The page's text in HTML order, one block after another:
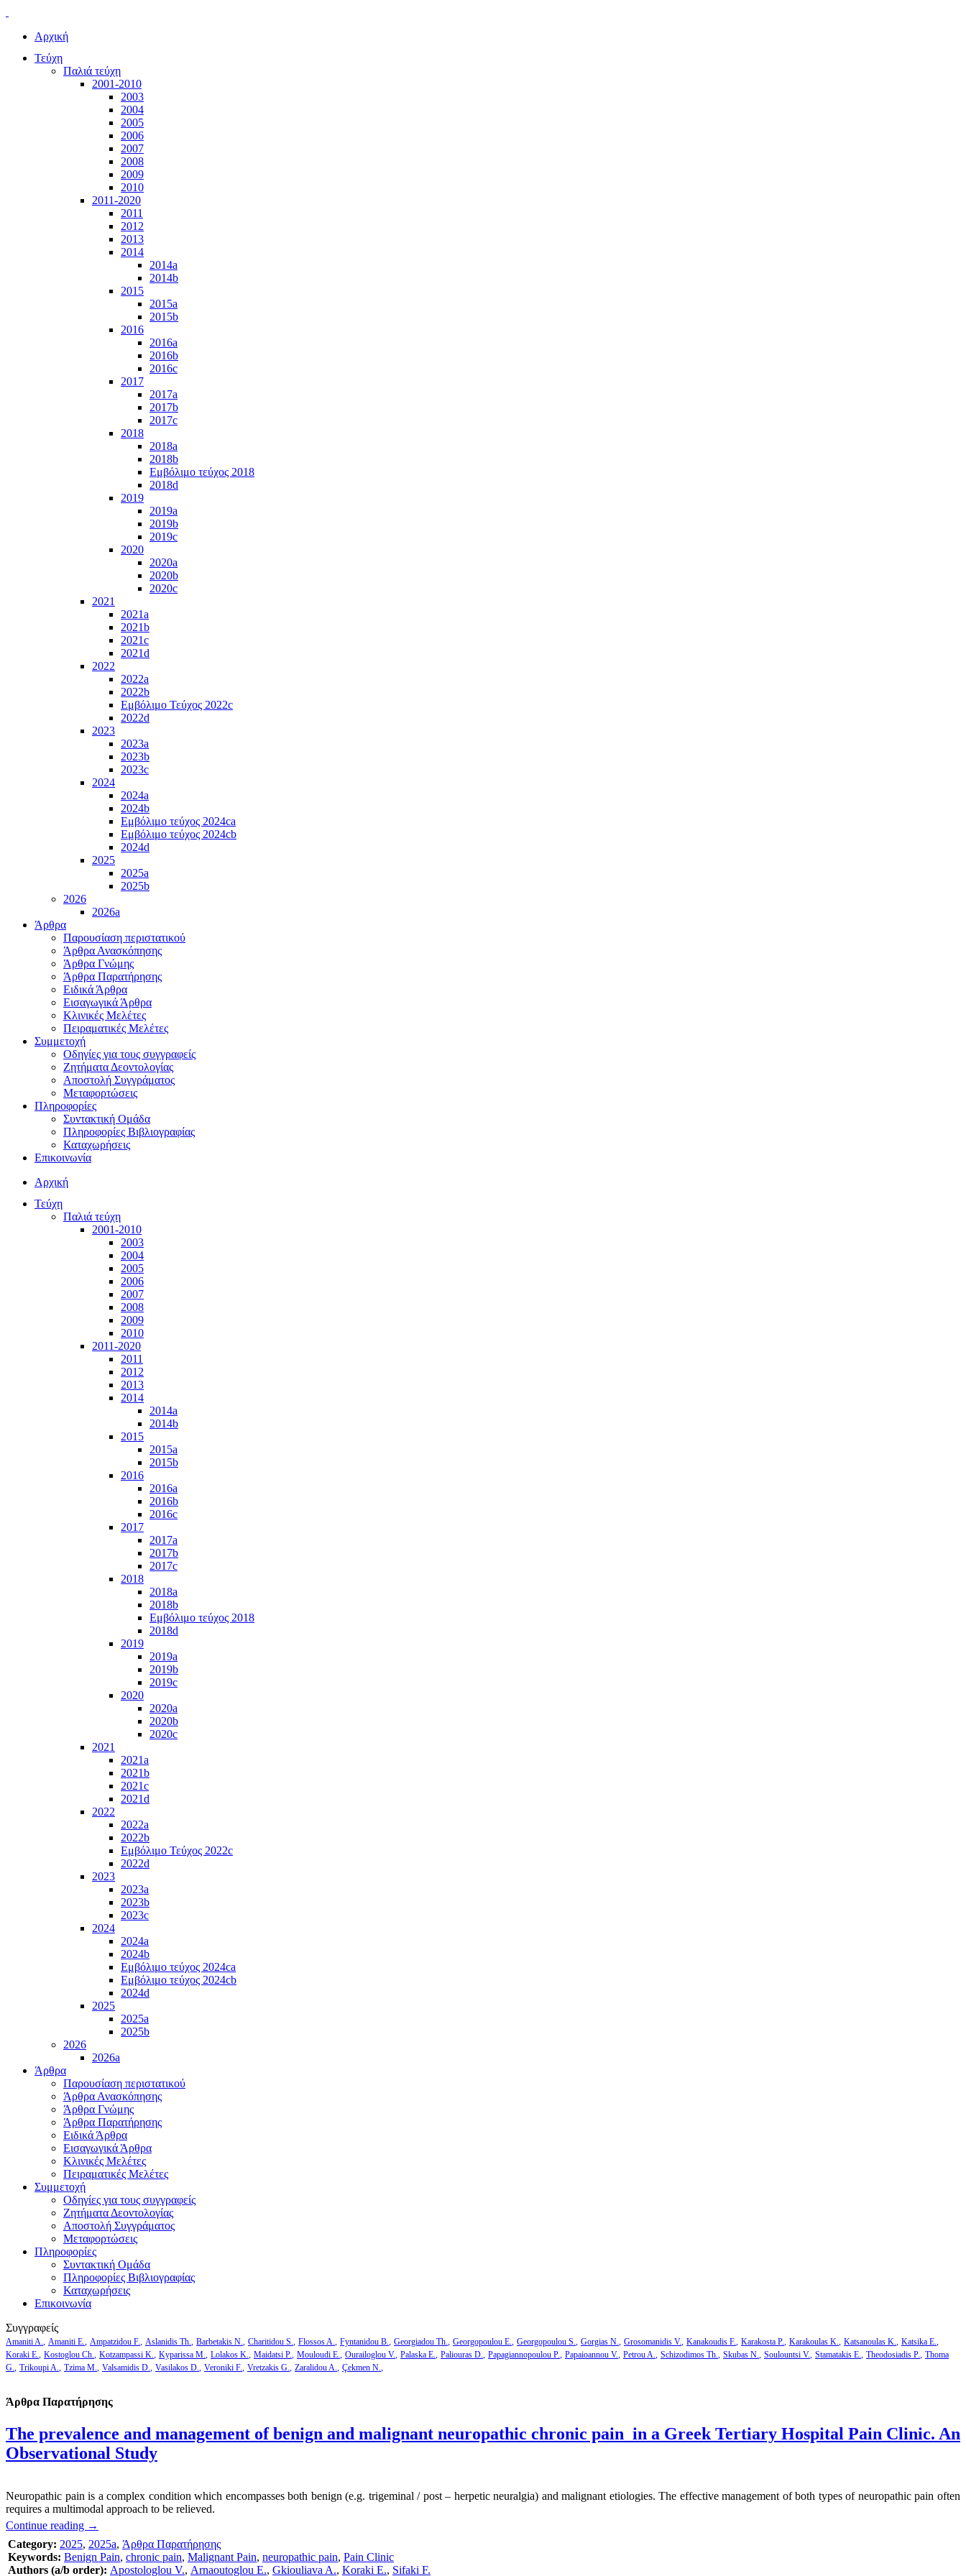
Αρχική
Τεύχη
Παλιά τεύχη
2001-2010
2003
2004
2005
2006
2007
2008
2009
2010
2011-2020
2011
2012
2013
2014
2014a
2014b
2015
2015a
2015b
2016
2016a
2016b
2016c
2017
2017a
2017b
2017c
2018
2018a
2018b
Εμβόλιμο τεύχος 2018
2018d
2019
2019a
2019b
2019c
2020
2020a
2020b
2020c
2021
2021a
2021b
2021c
2021d
2022
2022a
2022b
Εμβόλιμο Τεύχος 2022c
2022d
2023
2023a
2023b
2023c
2024
2024a
2024b
Εμβόλιμο τεύχος 2024ca
Εμβόλιμο τεύχος 2024cb
2024d
2025
2025a
2025b
2026
2026a
Άρθρα
Παρουσίαση περιστατικού
Άρθρα Ανασκόπησης
Άρθρα Γνώμης
Άρθρα Παρατήρησης
Ειδικά Άρθρα
Εισαγωγικά Άρθρα
Κλινικές Μελέτες
Πειραματικές Μελέτες
Συμμετοχή
Οδηγίες για τους συγγραφείς
Ζητήματα Δεοντολογίας
Αποστολή Συγγράματος
Μεταφορτώσεις
Πληροφορίες
Συντακτική Ομάδα
Πληροφορίες Βιβλιογραφίας
Καταχωρήσεις
Επικοινωνία
Αρχική
Τεύχη
Παλιά τεύχη
2001-2010
2003
2004
2005
2006
2007
2008
2009
2010
2011-2020
2011
2012
2013
2014
2014a
2014b
2015
2015a
2015b
2016
2016a
2016b
2016c
2017
2017a
2017b
2017c
2018
2018a
2018b
Εμβόλιμο τεύχος 2018
2018d
2019
2019a
2019b
2019c
2020
2020a
2020b
2020c
2021
2021a
2021b
2021c
2021d
2022
2022a
2022b
Εμβόλιμο Τεύχος 2022c
2022d
2023
2023a
2023b
2023c
2024
2024a
2024b
Εμβόλιμο τεύχος 2024ca
Εμβόλιμο τεύχος 2024cb
2024d
2025
2025a
2025b
2026
2026a
Άρθρα
Παρουσίαση περιστατικού
Άρθρα Ανασκόπησης
Άρθρα Γνώμης
Άρθρα Παρατήρησης
Ειδικά Άρθρα
Εισαγωγικά Άρθρα
Κλινικές Μελέτες
Πειραματικές Μελέτες
Συμμετοχή
Οδηγίες για τους συγγραφείς
Ζητήματα Δεοντολογίας
Αποστολή Συγγράματος
Μεταφορτώσεις
Πληροφορίες
Συντακτική Ομάδα
Πληροφορίες Βιβλιογραφίας
Καταχωρήσεις
Επικοινωνία
Συγγραφείς
Amaniti A. Amaniti E. Ampatzidou F. Aslanidis Th. Barbetakis N. Charitidou S. Flossos A. Fyntanidou B. Georgiadou Th. Georgopoulou E. Georgopoulou S. Gorgias N. Grosomanidis V. Kanakoudis F. Karakosta P. Karakoulas K. Katsanoulas K. Katsika E.
Koraki E. Kostoglou Ch. Kotzampassi K. Kyparissa M. Lolakos K. Maidatsi P. Mouloudi E. Ourailoglou V. Palaska E. Paliouras D. Papagiannopoulou P. Papaioannou V. Petrou A. Schizodimos Th. Skubas N. Soulountsi V. Stamatakis E. Theodosiadis P. Thoma
G. Trikoupi A. Tzima M. Valsamidis D. Vasilakos D. Veroniki F. Vretzakis G. Zaralidou A. Çekmen N.
Άρθρα Παρατήρησης
The prevalence and management of benign and malignant neuropathic chronic pain in a Greek Tertiary Hospital Pain Clinic. An
Observational Study
Neuropathic pain is a complex condition which encompasses both benign (e.g. trigeminal / post – herpetic neuralgia) and malignant etiologies. The effective management of both types of neuropathic pain often
requires a multimodal approach to be relieved.
Continue reading →
Category: 2025, 2025a, Άρθρα Παρατήρησης
Keywords: Benign Pain, chronic pain, Malignant Pain, neuropathic pain, Pain Clinic
Authors (a/b order): Apostologlou V., Arnaoutoglou E., Gkiouliava A., Koraki E., Sifaki F.